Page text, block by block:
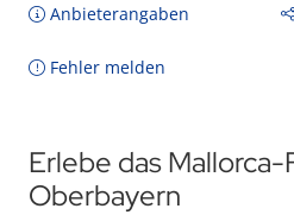
Anbieterangaben
Fehler melden
Erlebe das Mallorca-
Oberbayern